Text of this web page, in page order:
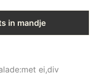
ei,div
in mandje